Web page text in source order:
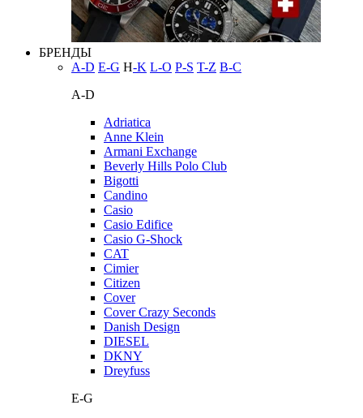
БРЕНДЫ
A-D E-G H-K L-O P-S T-Z В-С
A-D
Adriatica
Anne Klein
Armani Exchange
Beverly Hills Polo Club
Bigotti
Candino
Casio
Casio Edifice
Casio G-Shock
CAT
Cimier
Citizen
Cover
Cover Crazy Seconds
Danish Design
DIESEL
DKNY
Dreyfuss
E-G